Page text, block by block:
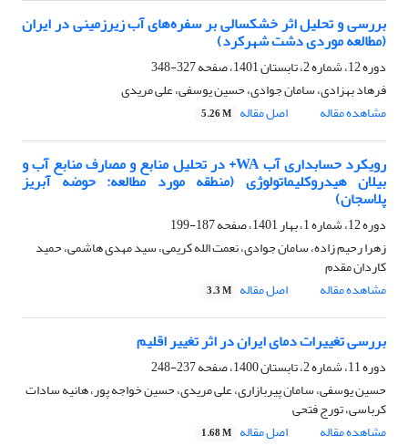
بررسی و تحلیل اثر خشکسالی بر سفره‌های آب زیرزمینی در ایران
(مطالعه موردی دشت شهرکرد)
دوره 12، شماره 2، تابستان 1401، صفحه
327-348
فرهاد بهزادی، سامان جوادی، حسین یوسفی، علی مریدی
مشاهده مقاله
اصل مقاله 5.26 M
رویکرد حسابداری آب WA+ در تحلیل منابع و مصارف منابع آب و
بیلان هیدروکلیماتولوژی (منطقه مورد مطالعه: حوضه آبریز
پلاسجان)
دوره 12، شماره 1، بهار 1401، صفحه
187-199
زهرا رحیم زاده، سامان جوادی، نعمت الله کریمی، سید مهدی هاشمی، حمید
کاردان مقدم
مشاهده مقاله
اصل مقاله 3.3 M
بررسی تغییرات دمای ایران در اثر تغییر اقلیم
دوره 11، شماره 2، تابستان 1400، صفحه
237-248
حسین یوسفی، سامان پیربازاری، علی مریدی، حسین خواجه پور، هانیه سادات
کرباسی، تورج فتحی
مشاهده مقاله
اصل مقاله 1.68 M